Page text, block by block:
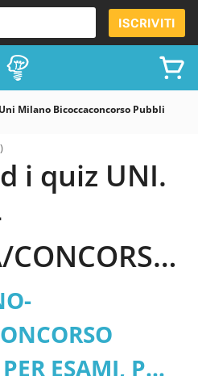
ISCRIVITI
Milano Bicoccaconcorso Pubblico
i quiz UNI.
CONCORSO
PER
IL
ESAMI, PER